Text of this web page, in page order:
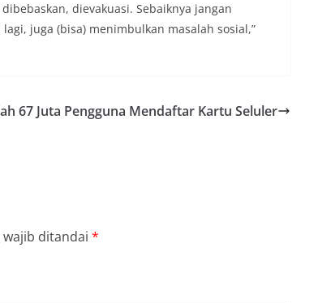
dievakuasi. Sebaiknya jangan
juga (bisa) menimbulkan masalah sosial,”
67 Juta Pengguna Mendaftar Kartu Seluler
wajib ditandai *